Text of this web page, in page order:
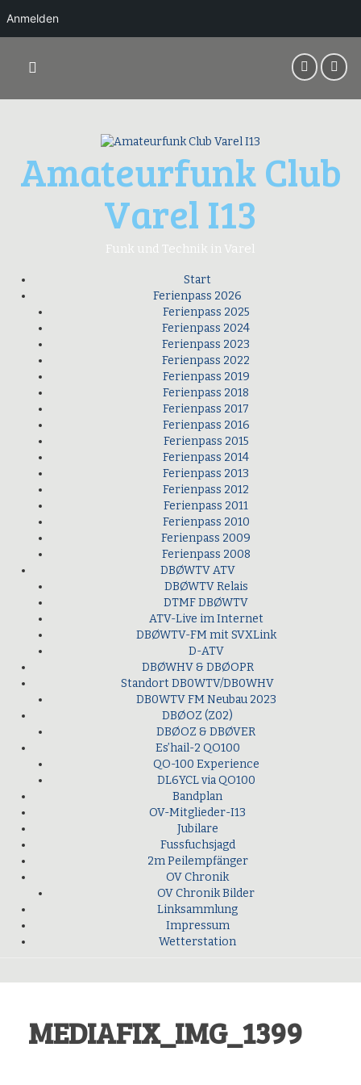
Inhalt
Amateurfunk Club
Varel I13
Funk und Technik in Varel
Start
Ferienpass 2026
Ferienpass 2025
Ferienpass 2024
Ferienpass 2023
Ferienpass 2022
Ferienpass 2019
Ferienpass 2018
Ferienpass 2017
Ferienpass 2016
Ferienpass 2015
Ferienpass 2014
Ferienpass 2013
Ferienpass 2012
Ferienpass 2011
Ferienpass 2010
Ferienpass 2009
Ferienpass 2008
DBØWTV ATV
DBØWTV Relais
DTMF DBØWTV
ATV-Live im Internet
DBØWTV-FM mit SVXLink
D-ATV
DBØWHV & DBØOPR
Standort DB0WTV/DB0WHV
DB0WTV FM Neubau 2023
DBØOZ (Z02)
DBØOZ & DBØVER
Es’hail-2 QO100
QO-100 Experience
DL6YCL via QO100
Bandplan
OV-Mitglieder-I13
Jubilare
Fussfuchsjagd
2m Peilempfänger
OV Chronik
OV Chronik Bilder
Linksammlung
Impressum
Wetterstation
MEDIAFIX_IMG_1399
Anmelden